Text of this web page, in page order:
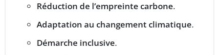
Réduction de l’empreinte carbone.
Adaptation au changement climatique.
Démarche inclusive.